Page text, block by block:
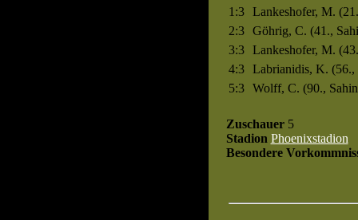
1:3
Lankeshofer, M.
2:3
Göhrig, C. (41.,
3:3
Lankeshofer, M.
4:3
Labrianidis, K. (56.,
5:3
Wolff, C. (90.,
Zuschauer5
Stadion Phoenixstadion
Besondere